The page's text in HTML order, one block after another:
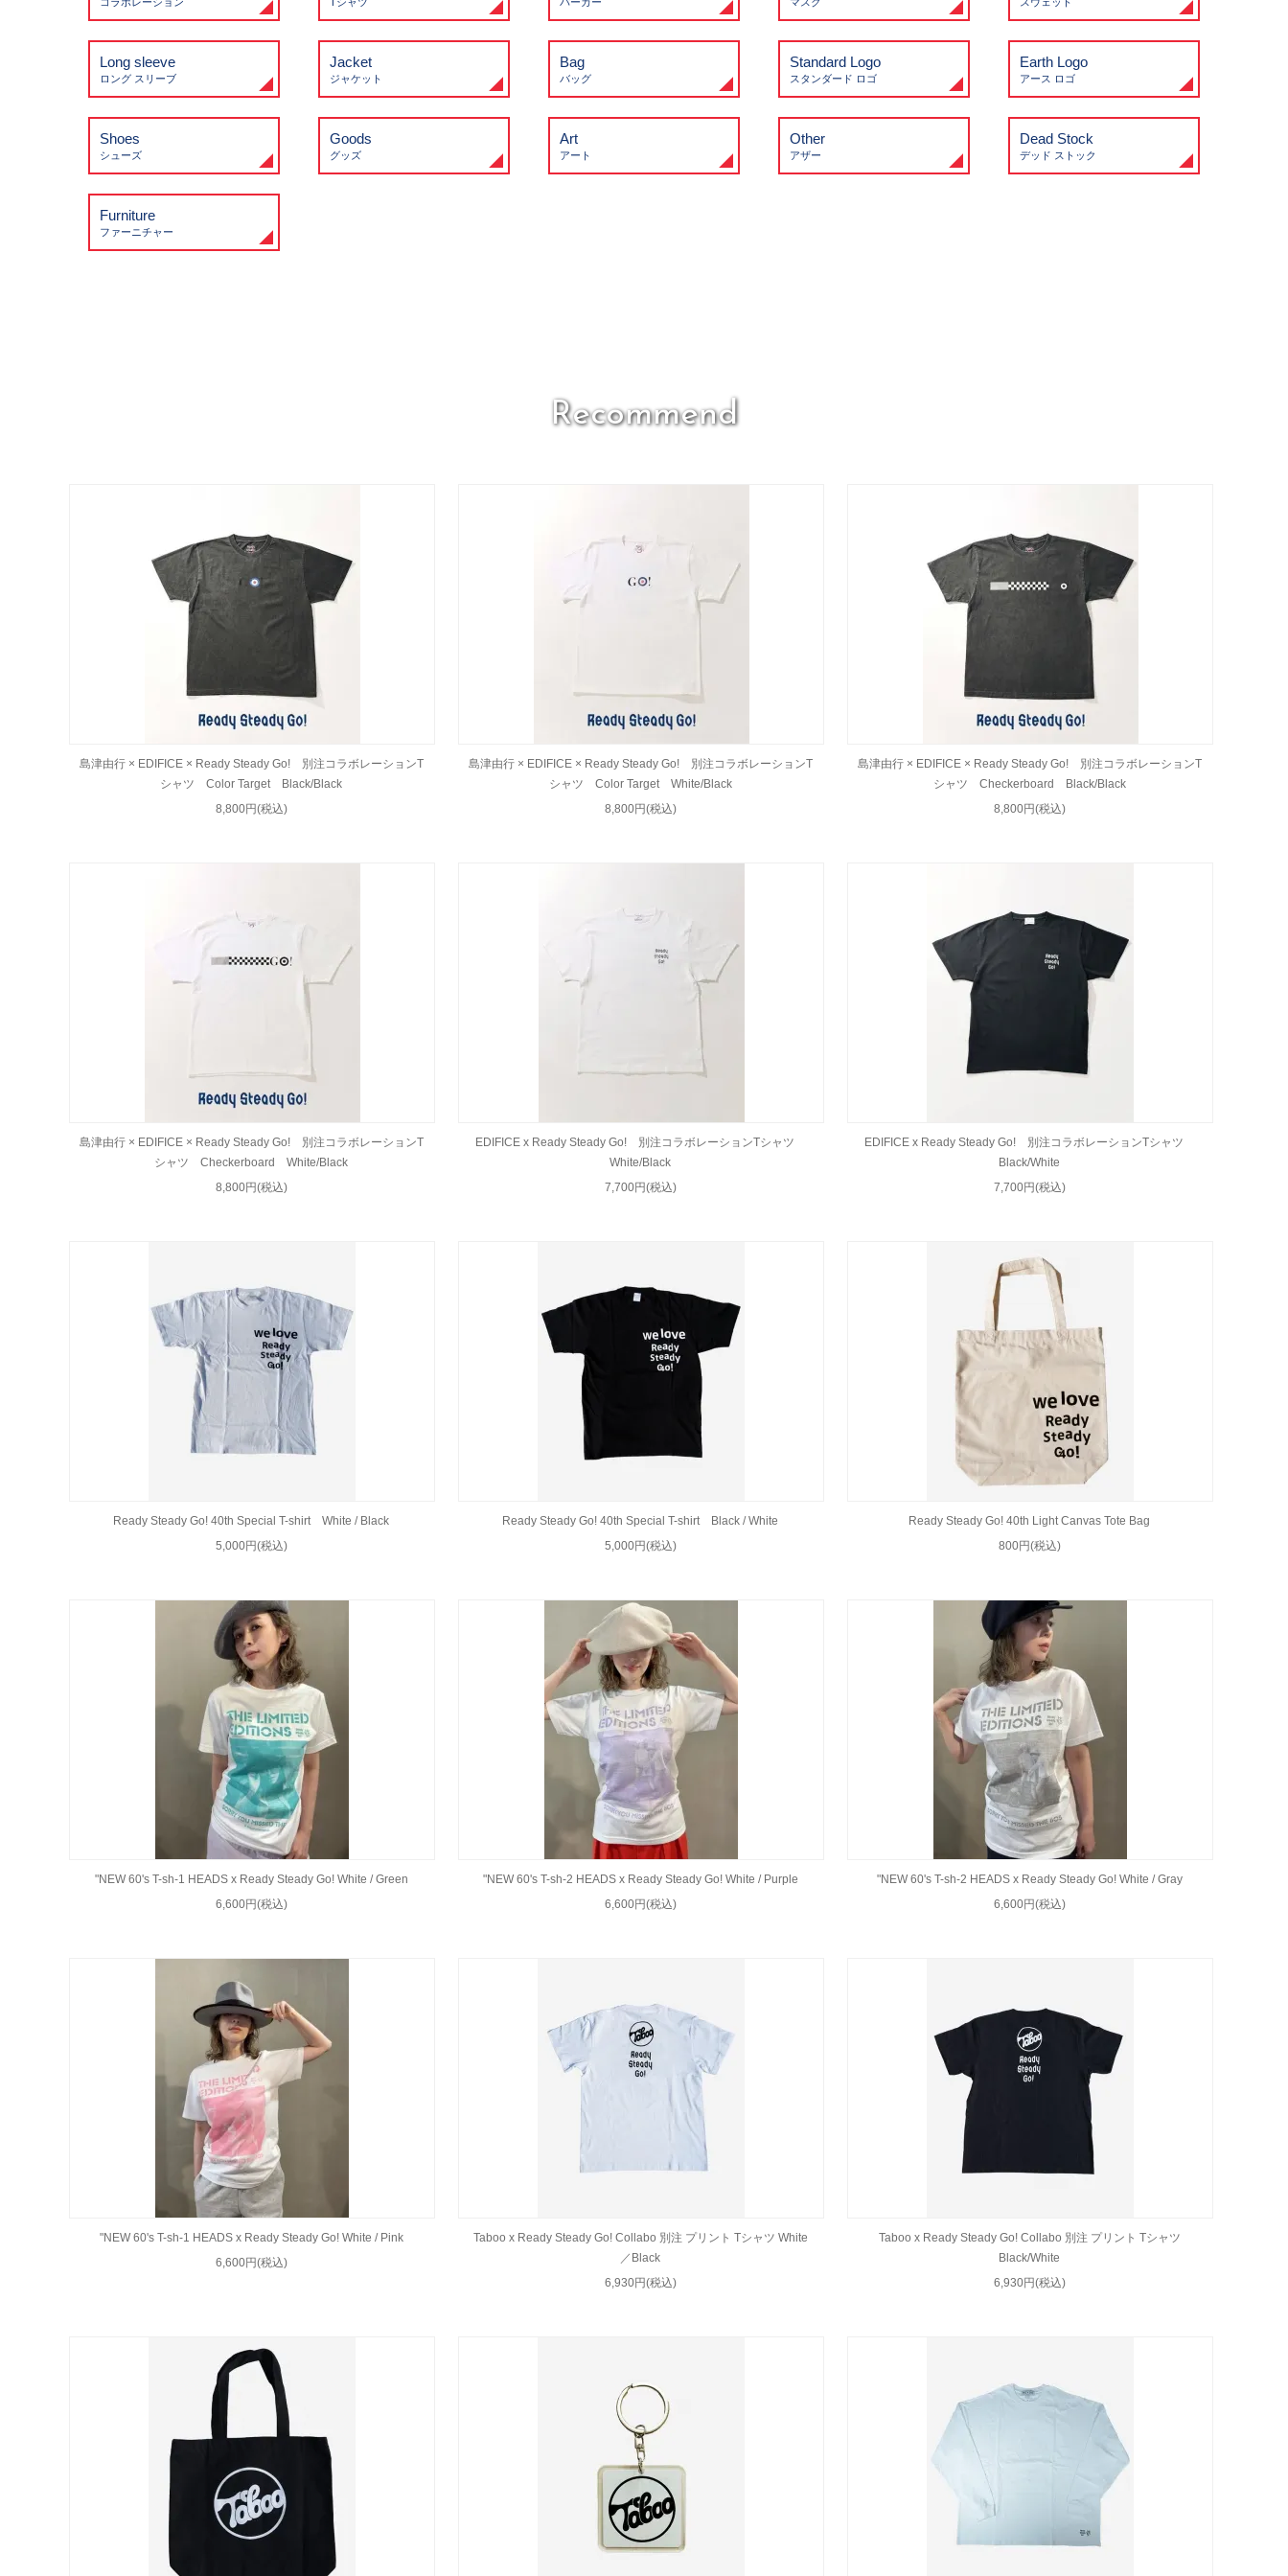
Long sleeve
ロング スリーブ
Jacket
ジャケット
Bag
バッグ
Standard Logo
スタンダード ロゴ
Earth Logo
アース ロゴ
Shoes
シューズ
Goods
グッズ
Art
アート
Other
アザー
Dead Stock
デッド ストック
Furniture
ファーニチャー
Recommend
島津由行 × EDIFICE × Ready Steady Go! 別注コラボレーションT
シャツ Color Target Black/Black
8,800円(税込)
島津由行 × EDIFICE × Ready Steady Go! 別注コラボレーションT
シャツ Color Target White/Black
8,800円(税込)
島津由行 × EDIFICE × Ready Steady Go! 別注コラボレーションT
シャツ Checkerboard Black/Black
8,800円(税込)
島津由行 × EDIFICE × Ready Steady Go! 別注コラボレーションT
シャツ Checkerboard White/Black
8,800円(税込)
EDIFICE x Ready Steady Go! 別注コラボレーションTシャツ
White/Black
7,700円(税込)
EDIFICE x Ready Steady Go! 別注コラボレーションTシャツ
Black/White
7,700円(税込)
Ready Steady Go! 40th Special T-shirt White / Black
5,000円(税込)
Ready Steady Go! 40th Special T-shirt Black / White
5,000円(税込)
Ready Steady Go! 40th Light Canvas Tote Bag
800円(税込)
"NEW 60's T-sh-1 HEADS x Ready Steady Go! White / Green
6,600円(税込)
"NEW 60's T-sh-2 HEADS x Ready Steady Go! White / Purple
6,600円(税込)
"NEW 60's T-sh-2 HEADS x Ready Steady Go! White / Gray
6,600円(税込)
"NEW 60's T-sh-1 HEADS x Ready Steady Go! White / Pink
6,600円(税込)
Taboo x Ready Steady Go! Collabo 別注 プリント Tシャツ White
／Black
6,930円(税込)
Taboo x Ready Steady Go! Collabo 別注 プリント Tシャツ
Black/White
6,930円(税込)